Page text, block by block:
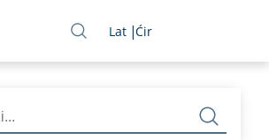
Lat Ćir